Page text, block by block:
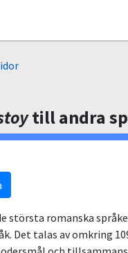
till andra
största romanska
Det talas av omkring